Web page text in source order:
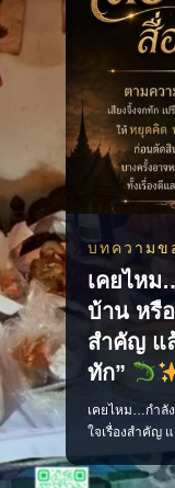
ไม่เสแสร้ง ชื่น
พูดให้พอดี เพี
บทความข
เคยไหม
บ้าน หรื
สำคัญ แ
ทัก”
เคยไหม…กำลั
ใจเรื่องสำคัญ
ความเชื่อโบร
สัญญาณเตือนใ